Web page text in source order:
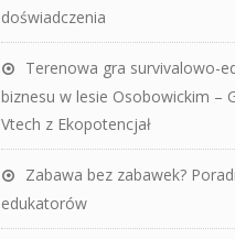
doświadczenia
Terenowa gra survivalowo-
biznesu w lesie Osobowickim –
Vtech z Ekopotencjał
Zabawa bez zabawek?
edukatorów